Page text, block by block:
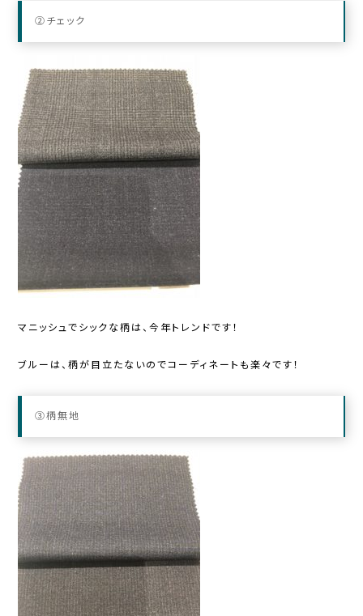
②チェック
マニッシュでシックな柄は、今年トレンドです！
ブルーは、柄が目立たないのでコーディネートも楽々です！
③柄無地